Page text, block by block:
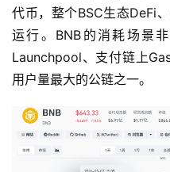
代币，整个BSC生态DeFi
运行。BNB的消耗场景
Launchpool、支付链上
用户量最大的公链之一。